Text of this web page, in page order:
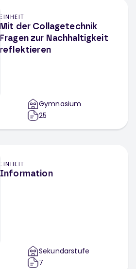
EINHEIT
Mit der Collagetechnik
Fragen zur Nachhaltigkeit
reflektieren
Gymnasium
25
EINHEIT
Information
Sekundarstufe
7